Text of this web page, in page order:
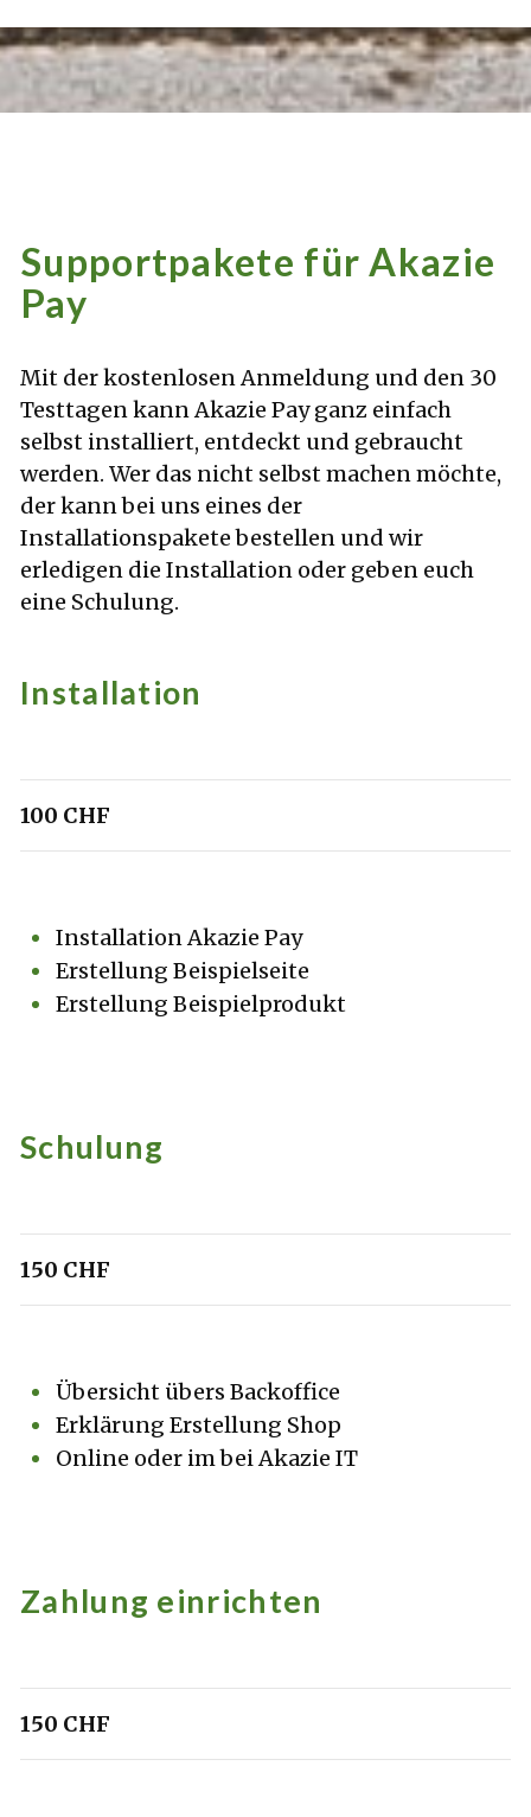
Supportpakete für Akazie
Pay
Mit der kostenlosen Anmeldung und den 30
Testtagen kann Akazie Pay ganz einfach
selbst installiert, entdeckt und gebraucht
werden. Wer das nicht selbst machen möchte,
der kann bei uns eines der
Installationspakete bestellen und wir
erledigen die Installation oder geben euch
eine Schulung.
Installation
100 CHF
Installation Akazie Pay
Erstellung Beispielseite
Erstellung Beispielprodukt
Schulung
150 CHF
Übersicht übers Backoffice
Erklärung Erstellung Shop
Online oder im bei Akazie IT
Zahlung einrichten
150 CHF